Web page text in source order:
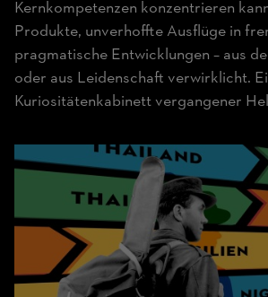
Kernkompetenzen konzentrieren
Produkte, unverhoffte Ausflüge in
pragmatische Entwicklungen – aus
oder aus Leidenschaft verwirklicht.
Kuriositätenkabinett vergangener